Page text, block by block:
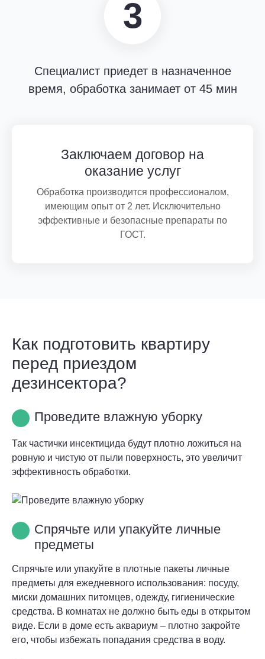
3
Специалист приедет в назначенное
время, обработка занимает от 45 мин
Заключаем договор на
оказание услуг
Обработка производится профессионалом,
имеющим опыт от 2 лет. Исключительно
эффективные и безопасные препараты по
ГОСТ.
Как подготовить квартиру
перед приездом
дезинсектора?
Проведите влажную уборку
Так частички инсектицида будут плотно ложиться на
ровную и чистую от пыли поверхность, это увеличит
эффективность обработки.
Спрячьте или упакуйте личные
предметы
Спрячьте или упакуйте в плотные пакеты личные
предметы для ежедневного использования: посуду,
миски домашних питомцев, одежду, гигиенические
средства. В комнатах не должно быть еды в открытом
виде. Если в доме есть аквариум – плотно закройте
его, чтобы избежать попадания средства в воду.